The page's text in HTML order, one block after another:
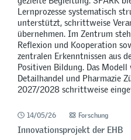
Lernprozesse systematisch
unterstützt, schrittweise
übernehmen. Im Zentrum
Reflexion und Kooperation
zentralen Erkenntnissen aus
Positiven Bildung. Das
Detailhandel und Pharmazie
2027/2028 schrittweise
14/05/26 Forschung
Innovationsprojekt der EHB